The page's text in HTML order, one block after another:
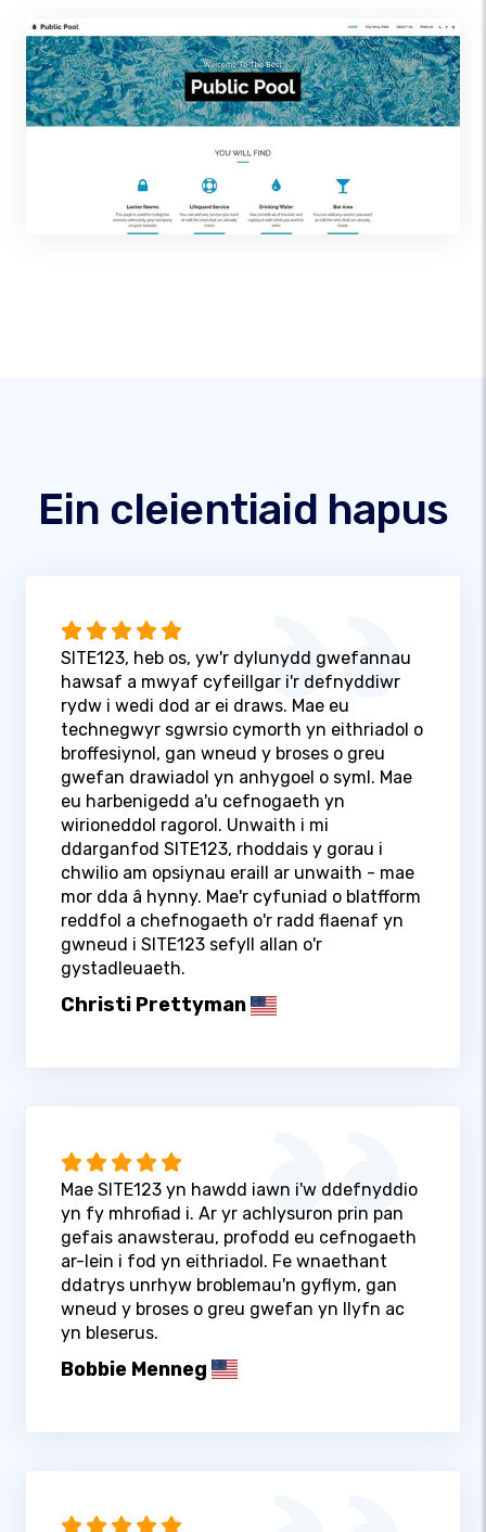
Ein cleientiaid hapus
SITE123, heb os, yw'r dylunydd gwefannau
hawsaf a mwyaf cyfeillgar i'r defnyddiwr
rydw i wedi dod ar ei draws. Mae eu
technegwyr sgwrsio cymorth yn eithriadol o
broffesiynol, gan wneud y broses o greu
gwefan drawiadol yn anhygoel o syml. Mae
eu harbenigedd a'u cefnogaeth yn
wirioneddol ragorol. Unwaith i mi
ddarganfod SITE123, rhoddais y gorau i
chwilio am opsiynau eraill ar unwaith - mae
mor dda â hynny. Mae'r cyfuniad o blatfform
reddfol a chefnogaeth o'r radd flaenaf yn
gwneud i SITE123 sefyll allan o'r
gystadleuaeth.
Christi Prettyman
Mae SITE123 yn hawdd iawn i'w ddefnyddio
yn fy mhrofiad i. Ar yr achlysuron prin pan
gefais anawsterau, profodd eu cefnogaeth
ar-lein i fod yn eithriadol. Fe wnaethant
ddatrys unrhyw broblemau'n gyflym, gan
wneud y broses o greu gwefan yn llyfn ac
yn bleserus.
Bobbie Menneg